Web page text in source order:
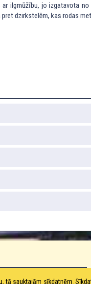
ilgmūžību, jo izgatavota
dzirkstelēm, kas rodas
tā sauktajām sīkdatnēm.